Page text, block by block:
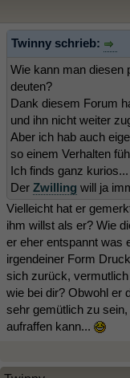
Twinny schrieb:
Wie kann man diesen
deuten?
Dank diesem Forum
und ihn nicht weiter
Aber ich hab auch
so einem Verhalten
Ich finds ganz kurios...
Der Zwilling will ja
Vielleicht hat er
ihm willst als er? Wie
er eher entspannt was
irgendeiner Form
sich zurück,
wie bei dir? Obwohl er
sehr gemütlich zu
aufraffen kann...